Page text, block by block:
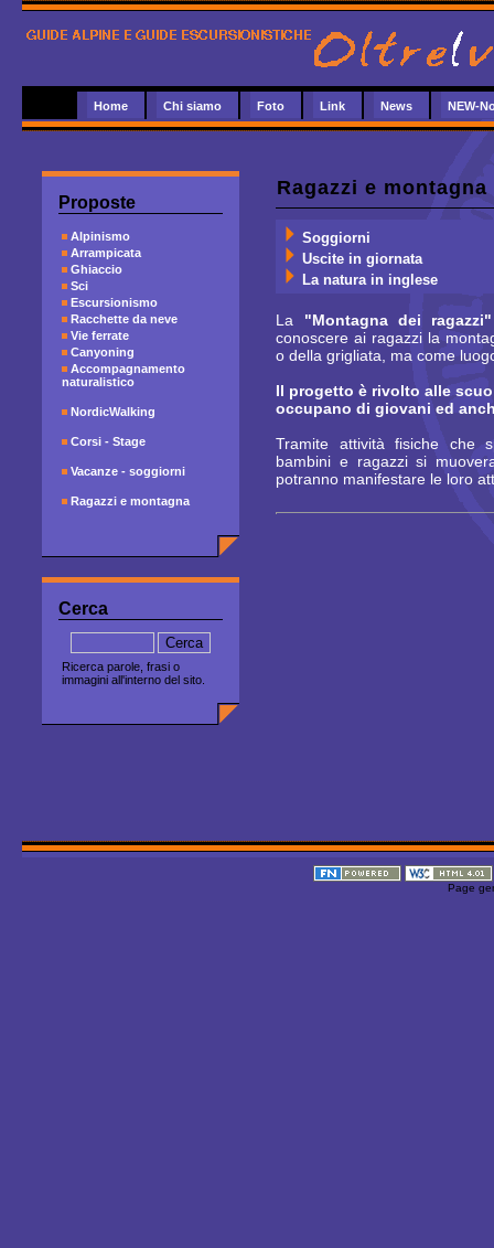
Home Chi siamo Foto Link News NEW-
Proposte
Alpinismo
Arrampicata
Ghiaccio
Sci
Escursionismo
Racchette da neve
Vie ferrate
Canyoning
Accompagnamento
naturalistico
NordicWalking
Corsi - Stage
Vacanze - soggiorni
Ragazzi e montagna
Cerca
Ricerca parole, frasi o
immagini all'interno del sito.
Ragazzi e montagna
Soggiorni
Uscite in giornata
La natura in inglese
La "Montagna dei ragazzi"
conoscere ai ragazzi la
o della grigliata, ma come
Il progetto è rivolto alle
occupano di giovani ed
Tramite attività fisiche che
bambini e ragazzi si
potranno manifestare le loro
Page